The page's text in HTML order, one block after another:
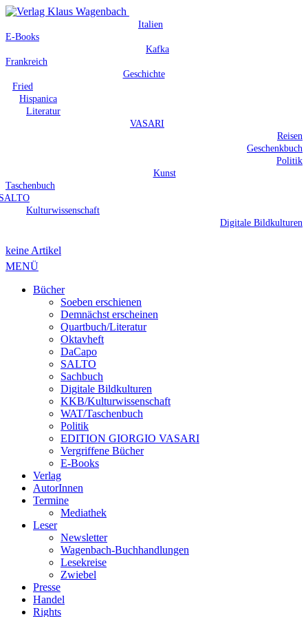
Italien
E-Books
Kafka
Frankreich
Geschichte
Fried
Hispanica
Literatur
VASARI
Reisen
Geschenkbuch
Politik
Kunst
Taschenbuch
Kulturwissenschaft
Digitale Bildkulturen
keine Artikel
MENÜ
Bücher
Soeben erschienen
Demnächst erscheinen
Quartbuch/Literatur
Oktavheft
DaCapo
SALTO
Sachbuch
Digitale Bildkulturen
KKB/Kulturwissenschaft
WAT/Taschenbuch
Politik
EDITION GIORGIO VASARI
Vergriffene Bücher
E-Books
Verlag
AutorInnen
Termine
Mediathek
Leser
Newsletter
Wagenbach-Buchhandlungen
Lesekreise
Zwiebel
Presse
Handel
Rights